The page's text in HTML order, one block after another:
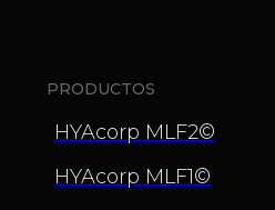
PRODUCTOS
HYAcorp MLF2©
HYAcorp MLF1©